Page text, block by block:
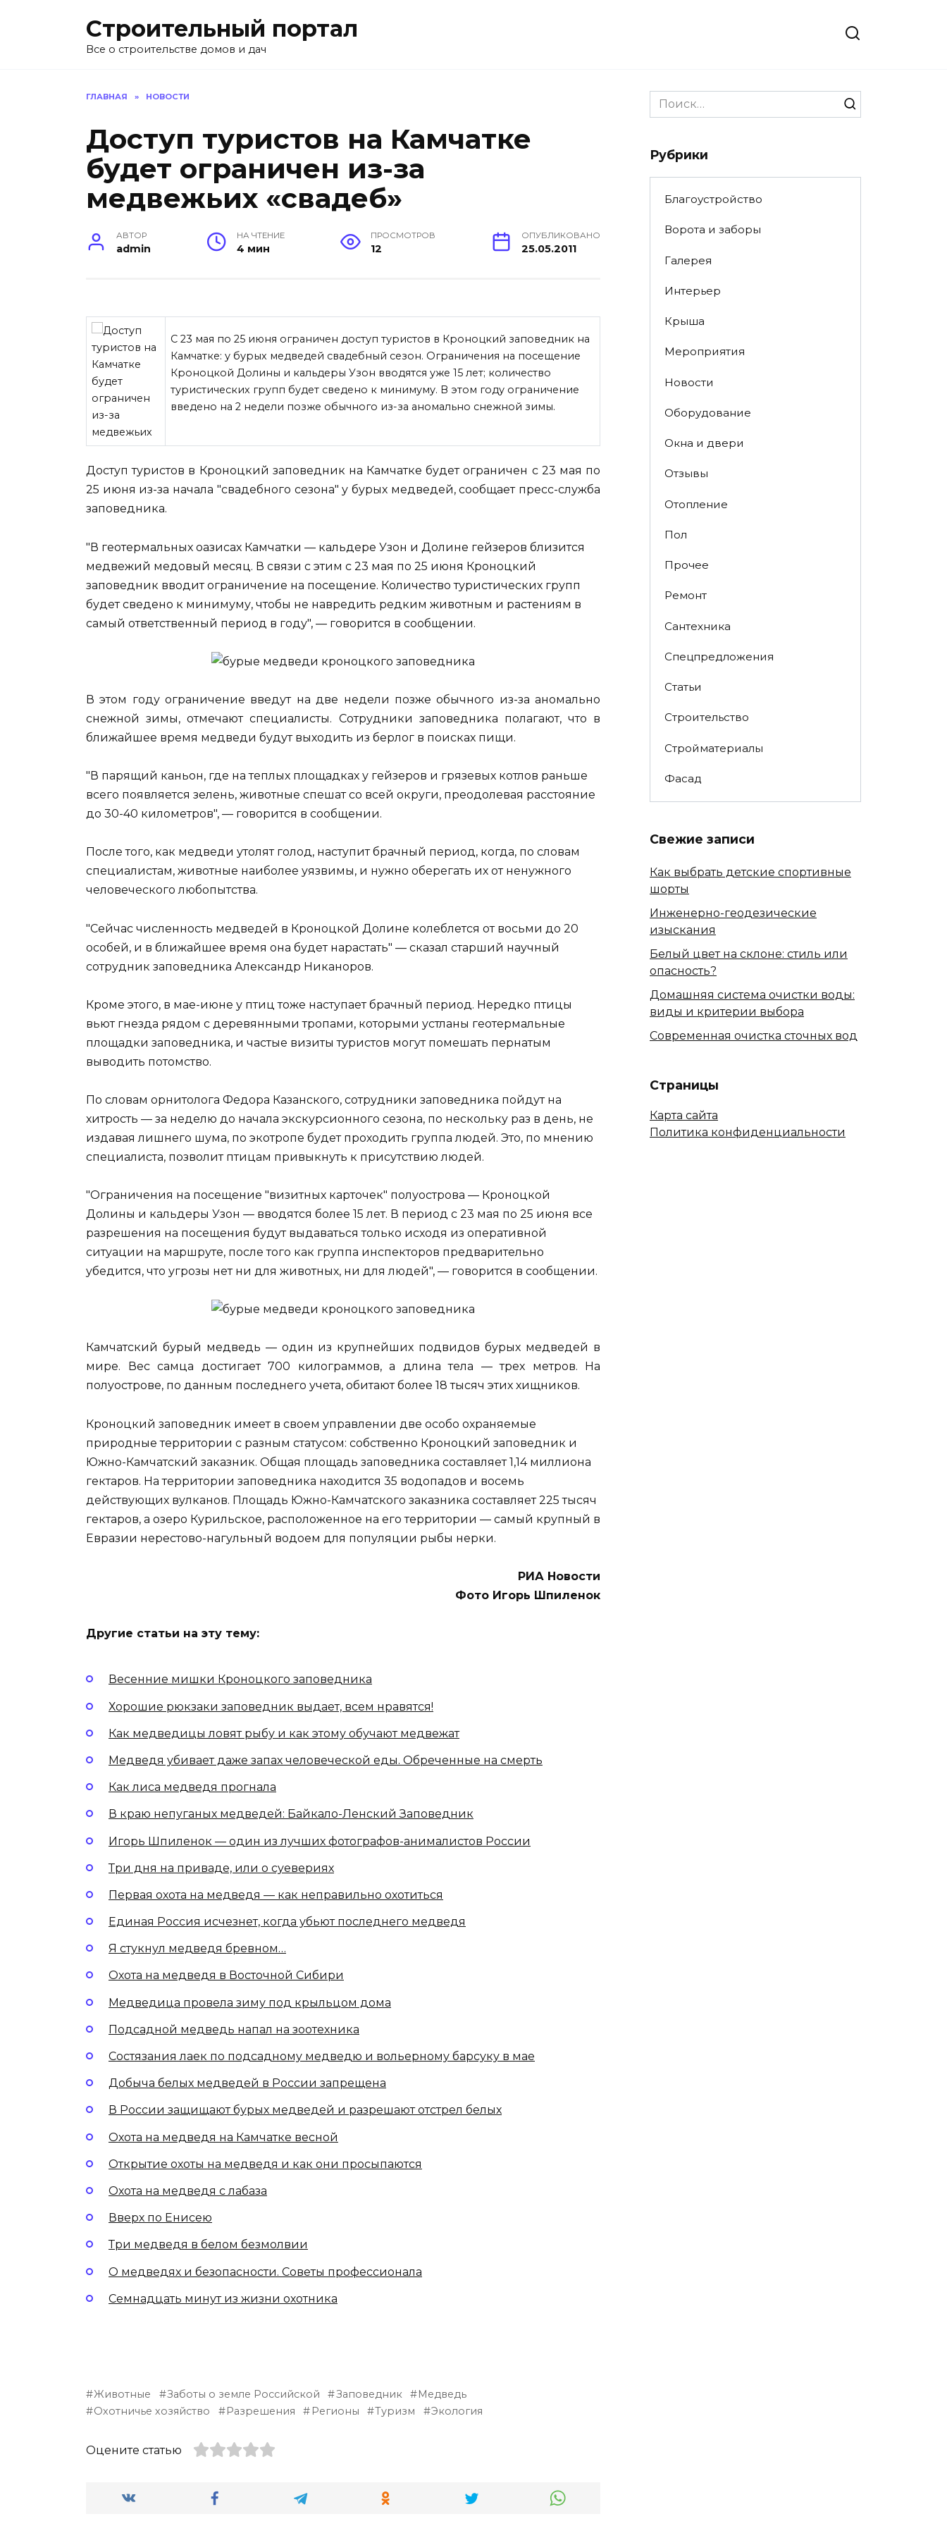
Строительный портал
Все о строительстве домов и дач
ГЛАВНАЯ » НОВОСТИ
Доступ туристов на Камчатке
будет ограничен из-за
медвежьих «свадеб»
АВТОР
admin
НА ЧТЕНИЕ
4 мин
ПРОСМОТРОВ
12
ОПУБЛИКОВАНО
25.05.2011
С 23 мая по 25 июня ограничен доступ туристов в Кроноцкий заповедник на
Камчатке: у бурых медведей свадебный сезон. Ограничения на посещение
Кроноцкой Долины и кальдеры Узон вводятся уже 15 лет; количество
туристических групп будет сведено к минимуму. В этом году ограничение
введено на 2 недели позже обычного из-за аномально снежной зимы.
Доступ туристов в Кроноцкий заповедник на Камчатке будет ограничен с 23 мая по
25 июня из-за начала "свадебного сезона" у бурых медведей, сообщает пресс-служба
заповедника.
"В геотермальных оазисах Камчатки — кальдере Узон и Долине гейзеров близится
медвежий медовый месяц. В связи с этим с 23 мая по 25 июня Кроноцкий
заповедник вводит ограничение на посещение. Количество туристических групп
будет сведено к минимуму, чтобы не навредить редким животным и растениям в
самый ответственный период в году", — говорится в сообщении.
В этом году ограничение введут на две недели позже обычного из-за аномально
снежной зимы, отмечают специалисты. Сотрудники заповедника полагают, что в
ближайшее время медведи будут выходить из берлог в поисках пищи.
"В парящий каньон, где на теплых площадках у гейзеров и грязевых котлов раньше
всего появляется зелень, животные спешат со всей округи, преодолевая расстояние
до 30-40 километров", — говорится в сообщении.
После того, как медведи утолят голод, наступит брачный период, когда, по словам
специалистам, животные наиболее уязвимы, и нужно оберегать их от ненужного
человеческого любопытства.
"Сейчас численность медведей в Кроноцкой Долине колеблется от восьми до 20
особей, и в ближайшее время она будет нарастать" — сказал старший научный
сотрудник заповедника Александр Никаноров.
Кроме этого, в мае-июне у птиц тоже наступает брачный период. Нередко птицы
вьют гнезда рядом с деревянными тропами, которыми устланы геотермальные
площадки заповедника, и частые визиты туристов могут помешать пернатым
выводить потомство.
По словам орнитолога Федора Казанского, сотрудники заповедника пойдут на
хитрость — за неделю до начала экскурсионного сезона, по нескольку раз в день, не
издавая лишнего шума, по экотропе будет проходить группа людей. Это, по мнению
специалиста, позволит птицам привыкнуть к присутствию людей.
"Ограничения на посещение "визитных карточек" полуострова — Кроноцкой
Долины и кальдеры Узон — вводятся более 15 лет. В период с 23 мая по 25 июня все
разрешения на посещения будут выдаваться только исходя из оперативной
ситуации на маршруте, после того как группа инспекторов предварительно
убедится, что угрозы нет ни для животных, ни для людей", — говорится в сообщении.
Камчатский бурый медведь — один из крупнейших подвидов бурых медведей в
мире. Вес самца достигает 700 килограммов, а длина тела — трех метров. На
полуострове, по данным последнего учета, обитают более 18 тысяч этих хищников.
Кроноцкий заповедник имеет в своем управлении две особо охраняемые
природные территории с разным статусом: собственно Кроноцкий заповедник и
Южно-Камчатский заказник. Общая площадь заповедника составляет 1,14 миллиона
гектаров. На территории заповедника находится 35 водопадов и восемь
действующих вулканов. Площадь Южно-Камчатского заказника составляет 225 тысяч
гектаров, а озеро Курильское, расположенное на его территории — самый крупный в
Евразии нерестово-нагульный водоем для популяции рыбы нерки.
РИА Новости
Фото Игорь Шпиленок
Другие статьи на эту тему:
Весенние мишки Кроноцкого заповедника
Хорошие рюкзаки заповедник выдает, всем нравятся!
Как медведицы ловят рыбу и как этому обучают медвежат
Медведя убивает даже запах человеческой еды. Обреченные на смерть
Как лиса медведя прогнала
В краю непуганых медведей: Байкало-Ленский Заповедник
Игорь Шпиленок — один из лучших фотографов-анималистов России
Три дня на приваде, или о суевериях
Первая охота на медведя — как неправильно охотиться
Единая Россия исчезнет, когда убьют последнего медведя
Я стукнул медведя бревном…
Охота на медведя в Восточной Сибири
Медведица провела зиму под крыльцом дома
Подсадной медведь напал на зоотехника
Состязания лаек по подсадному медведю и вольерному барсуку в мае
Добыча белых медведей в России запрещена
В России защищают бурых медведей и разрешают отстрел белых
Охота на медведя на Камчатке весной
Открытие охоты на медведя и как они просыпаются
Охота на медведя с лабаза
Вверх по Енисею
Три медведя в белом безмолвии
О медведях и безопасности. Советы профессионала
Семнадцать минут из жизни охотника
Животные Заботы о земле Российской Заповедник
Медведь
Охотничье хозяйство
Разрешения Регионы Туризм Экология
Оцените статью
Search
for:
Рубрики
Благоустройство
Ворота и заборы
Галерея
Интерьер
Крыша
Мероприятия
Новости
Оборудование
Окна и двери
Отзывы
Отопление
Пол
Прочее
Ремонт
Сантехника
Спецпредложения
Статьи
Строительство
Стройматериалы
Фасад
Свежие записи
Как выбрать детские спортивные
шорты
Инженерно-геодезические
изыскания
Белый цвет на склоне: стиль или
опасность?
Домашняя система очистки воды:
виды и критерии выбора
Современная очистка сточных вод
Страницы
Карта сайта
Политика конфиденциальности